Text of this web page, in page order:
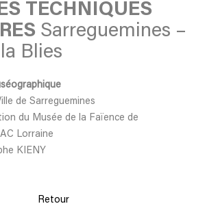
TECHNIQUES
Sarreguemines –
Blies
de Sarreguemines
du Musée de la Faïence de
Lorraine
KIENY
Retour